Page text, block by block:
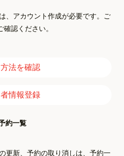
認ください。
法を確認
情報登録
約一覧